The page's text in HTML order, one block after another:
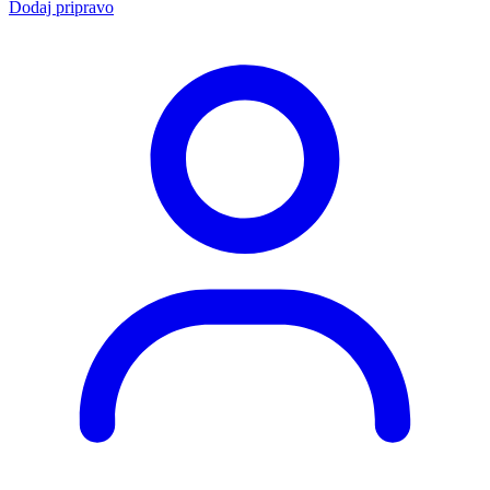
Dodaj pripravo